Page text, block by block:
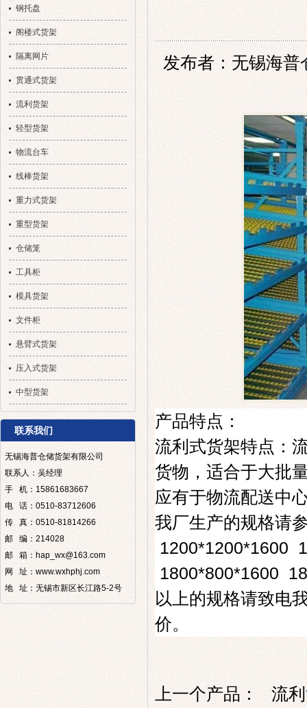
发布者：无锡海
产品特点：
流利式货架特点：
货物，适合于大批
应有于物流配送中
我厂生产的规格请
1200*1200*1600
1800*800*1600
以上的规格请致电
价。
上一个产品： 流
钢托盘
阁楼式货架
隔离网片
贯通式货架
流利货架
轻型货架
物流台车
线棒货架
重力式货架
重型货架
仓储笼
工具柜
模具货架
文件柜
悬臂式货架
压入式货架
中型货架
联系我们
无锡海普仓储货架有限公司
联系人：吴经理
手 机：15861683667
电 话：0510-83712606
传 真：0510-81814266
邮 编：214028
邮 箱：hap_wx@163.com
网 址：www.wxhphj.com
地 址：无锡市新区长江路5-2号